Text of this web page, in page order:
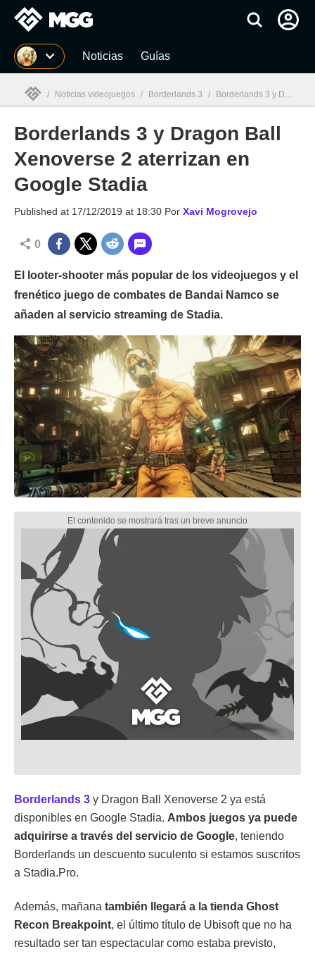
MGG Noticias Guías
MGG
/ Noticias videojuegos / Borderlands 3 / Borderlands 3 y Dragon Ball Xenoverse 2 aterrizan en Google Stadia
Borderlands 3 y Dragon Ball
Xenoverse 2 aterrizan en
Google Stadia
Published at 17/12/2019 at 18:30 Por Xavi Mogrovejo
0
El looter-shooter más popular de los videojuegos y el
frenético juego de combates de Bandai Namco se
añaden al servicio streaming de Stadia.
Borderlands 3 y Dragon Ball Xenoverse 2 ya está
disponibles en Google Stadia. Ambos juegos ya puede
adquirirse a través del servicio de Google, teniendo
Borderlands un descuento suculento si estamos suscritos
a Stadia.Pro.
Además, mañana también llegará a la tienda Ghost
Recon Breakpoint, el último título de Ubisoft que no ha
resultado ser tan espectacular como estaba previsto,